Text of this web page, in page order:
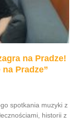
na Pradze!
Pradze”
spotkania muzyki z
historii z